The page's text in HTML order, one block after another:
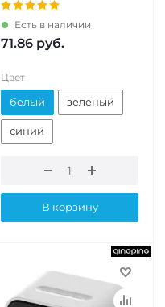
Есть в наличии
71.86 руб.
Цвет
белый зеленый
синий
В корзину